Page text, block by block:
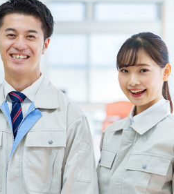
とは、全般的にお受けい
でご安心くださいま
い場合も引き受けて
？
作るのが難しい方にも快
ただきます。
ださいませ。